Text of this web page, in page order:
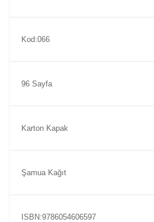
Kod:066
96 Sayfa
Karton Kapak
Şamua Kağıt
ISBN:9786054606597